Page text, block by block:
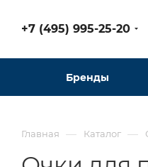
+7 (495) 995-25-20​
Бренды
Главная — Каталог —